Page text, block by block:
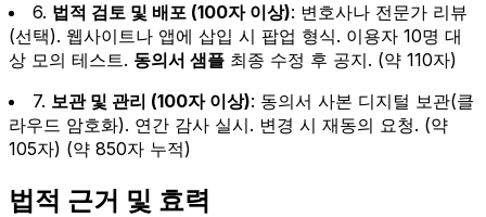
6. 법적 검토 및 배포 (100자 이상): 변호사나 전문가 리뷰
(선택). 웹사이트나 앱에 삽입 시 팝업 형식. 이용자 10명 대
상 모의 테스트. 동의서 샘플 최종 수정 후 공지. (약 110자)
7. 보관 및 관리 (100자 이상): 동의서 사본 디지털 보관(클
라우드 암호화). 연간 감사 실시. 변경 시 재동의 요청. (약
105자) (약 850자 누적)
법적 근거 및 효력